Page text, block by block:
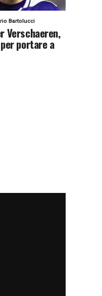
Bartolucci
Verschaeren,
portare a